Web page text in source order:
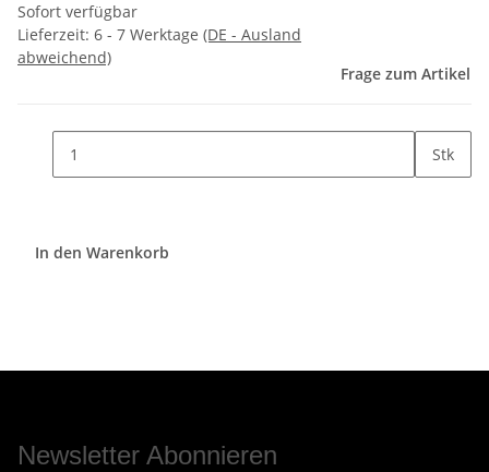
Sofort verfügbar
Lieferzeit: 6 - 7 Werktage (DE - Ausland
abweichend)
Frage zum Artikel
Stk
In den Warenkorb
Newsletter Abonnieren